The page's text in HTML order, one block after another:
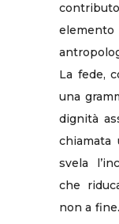
La fede,
una
dignità
chiamata
svela
che
non a